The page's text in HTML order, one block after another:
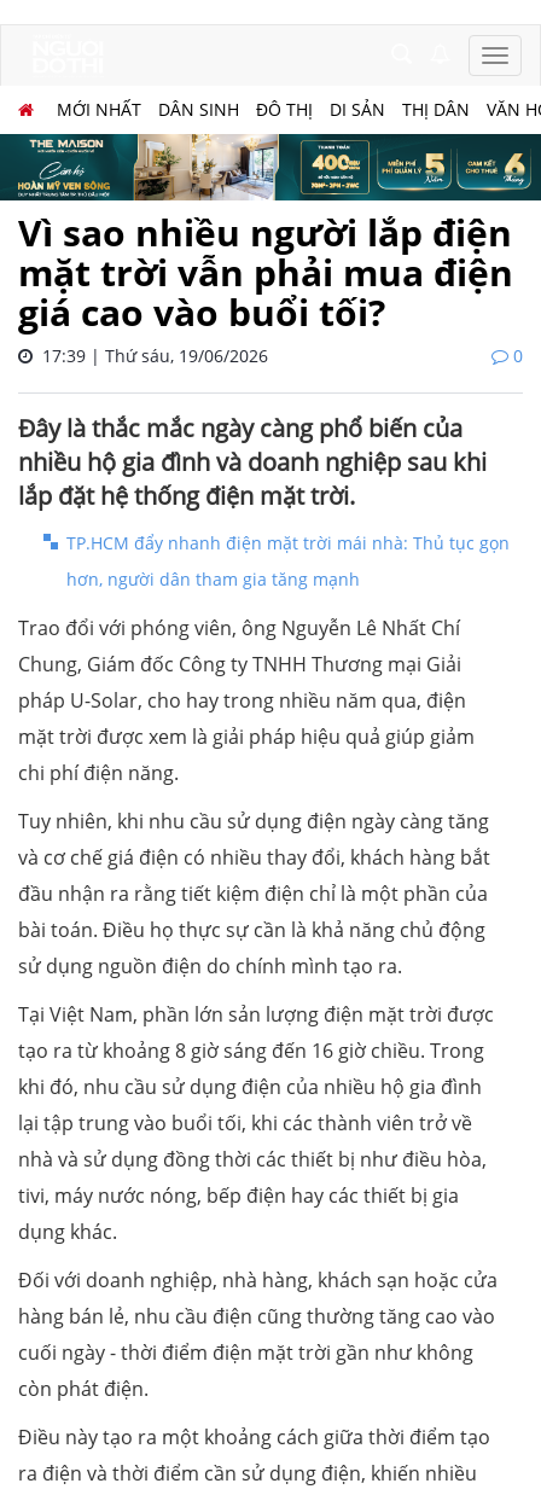
MỚI NHẤT DÂN SINH ĐÔ THỊ DI SẢN THỊ DÂN VĂN
Vì sao nhiều người lắp điện
mặt trời vẫn phải mua điện
giá cao vào buổi tối?
17:39 | Thứ sáu, 19/06/2026 0
Đây là thắc mắc ngày càng phổ biến của
nhiều hộ gia đình và doanh nghiệp sau khi
lắp đặt hệ thống điện mặt trời.
TP.HCM đẩy nhanh điện mặt trời mái nhà: Thủ tục gọn
hơn, người dân tham gia tăng mạnh
Trao đổi với phóng viên, ông Nguyễn Lê Nhất Chí
Chung, Giám đốc Công ty TNHH Thương mại Giải
pháp U-Solar, cho hay trong nhiều năm qua, điện
mặt trời được xem là giải pháp hiệu quả giúp giảm
chi phí điện năng.
Tuy nhiên, khi nhu cầu sử dụng điện ngày càng tăng
và cơ chế giá điện có nhiều thay đổi, khách hàng bắt
đầu nhận ra rằng tiết kiệm điện chỉ là một phần của
bài toán. Điều họ thực sự cần là khả năng chủ động
sử dụng nguồn điện do chính mình tạo ra.
Tại Việt Nam, phần lớn sản lượng điện mặt trời được
tạo ra từ khoảng 8 giờ sáng đến 16 giờ chiều. Trong
khi đó, nhu cầu sử dụng điện của nhiều hộ gia đình
lại tập trung vào buổi tối, khi các thành viên trở về
nhà và sử dụng đồng thời các thiết bị như điều hòa,
tivi, máy nước nóng, bếp điện hay các thiết bị gia
dụng khác.
Đối với doanh nghiệp, nhà hàng, khách sạn hoặc cửa
hàng bán lẻ, nhu cầu điện cũng thường tăng cao vào
cuối ngày - thời điểm điện mặt trời gần như không
còn phát điện.
Điều này tạo ra một khoảng cách giữa thời điểm tạo
ra điện và thời điểm cần sử dụng điện, khiến nhiều